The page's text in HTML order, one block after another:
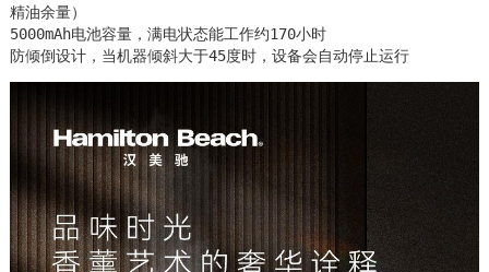
精油余量）
5000mAh电池容量，满电状态能工作约170小时
防倾倒设计，当机器倾斜大于45度时，设备会自动停止运行